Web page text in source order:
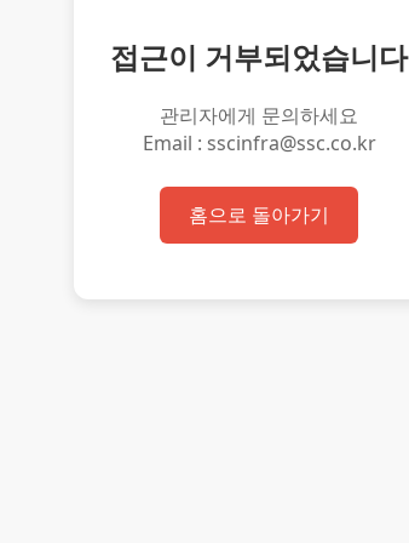
접근이 거부되었습니다
관리자에게 문의하세요
Email : sscinfra@ssc.co.kr
홈으로 돌아가기